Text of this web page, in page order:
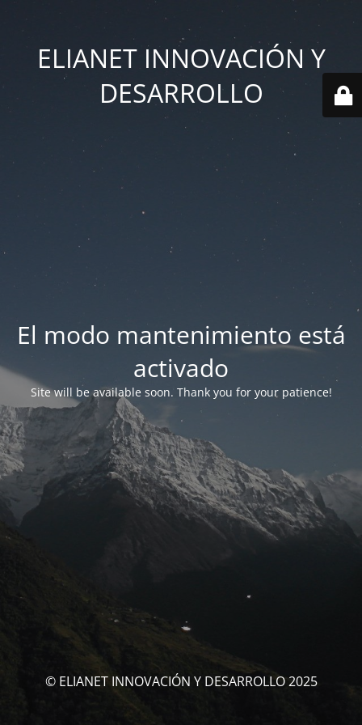
ELIANET INNOVACIÓN Y
DESARROLLO
El modo mantenimiento está
activado
Site will be available soon. Thank you for your patience!
© ELIANET INNOVACIÓN Y DESARROLLO 2025